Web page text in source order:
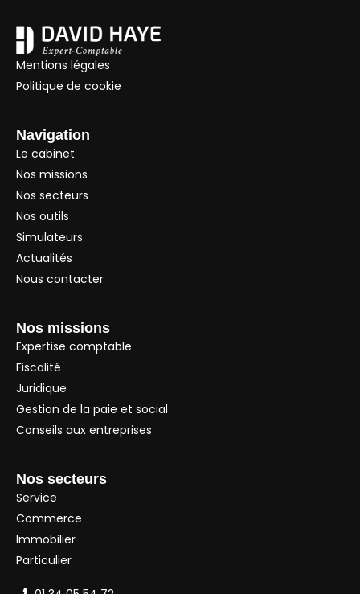
Mentions légales
Politique de cookie
Navigation
Le cabinet
Nos missions
Nos secteurs
Nos outils
Simulateurs
Actualités
Nous contacter
Nos missions
Expertise comptable
Fiscalité
Juridique
Gestion de la paie et social
Conseils aux entreprises
Nos secteurs
Service
Commerce
Immobilier
Particulier